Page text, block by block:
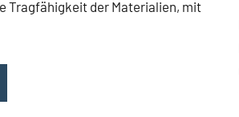
Tragfähigkeit der Materialien, mit